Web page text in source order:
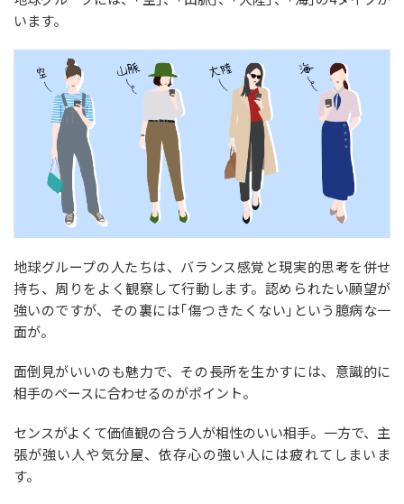
います。
地球グループの人たちは、バランス感覚と現実的思考を併せ
持ち、周りをよく観察して行動します。認められたい願望が
強いのですが、その裏には｢傷つきたくない｣という臆病な一
面が。
面倒見がいいのも魅力で、その長所を生かすには、意識的に
相手のペースに合わせるのがポイント。
センスがよくて価値観の合う人が相性のいい相手。一方で、主
張が強い人や気分屋、依存心の強い人には疲れてしまいま
す。